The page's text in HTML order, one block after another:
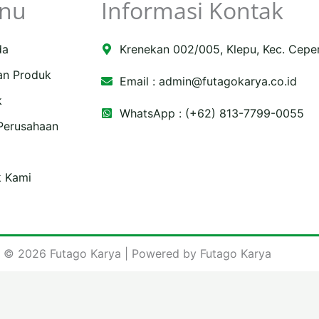
Produk
Kami
Informasi Kontak
Krenekan 002/005, Klepu, Kec.
Email : admin@futagokarya.co.id
WhatsApp : (+62) 813-7799-0055
2026 Futago Karya | Powered by Futago Karya